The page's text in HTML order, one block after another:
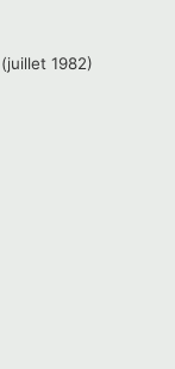
(juillet 1982)